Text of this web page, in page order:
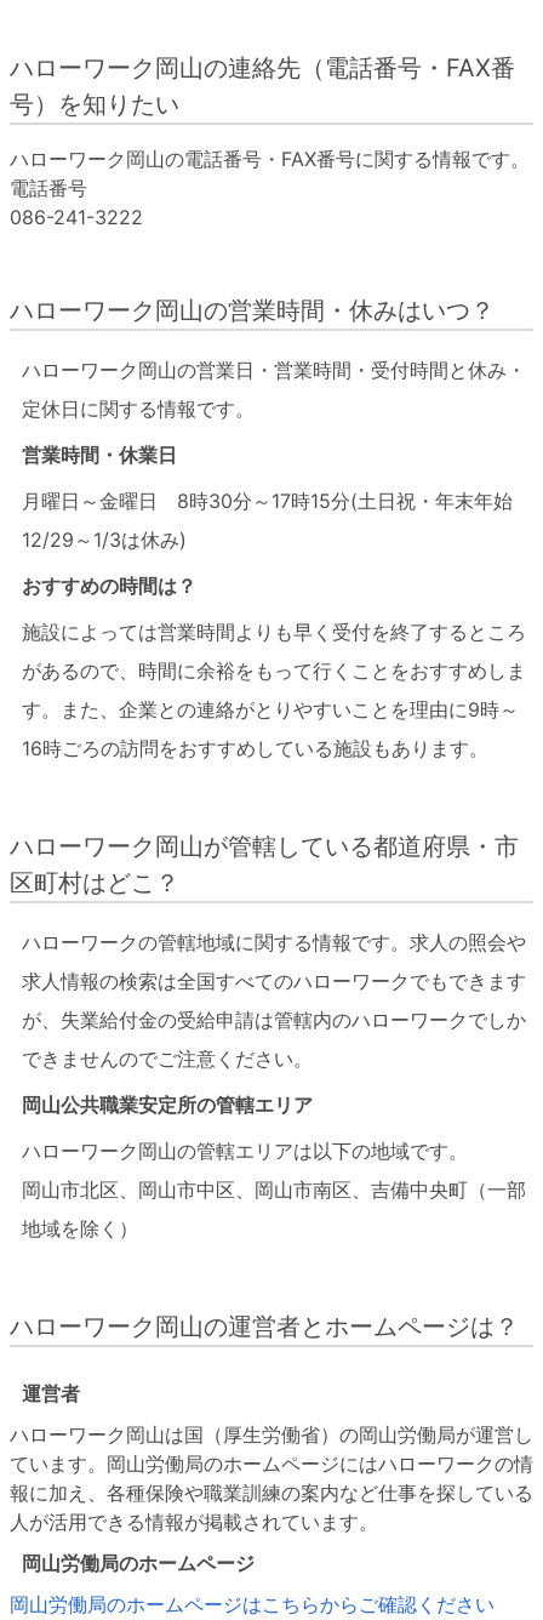
ハローワーク岡山の連絡先（電話番号・FAX番
号）を知りたい
ハローワーク岡山の電話番号・FAX番号に関する情報です。
電話番号
086-241-3222
ハローワーク岡山の営業時間・休みはいつ？
ハローワーク岡山の営業日・営業時間・受付時間と休み・
定休日に関する情報です。
営業時間・休業日
月曜日～金曜日 8時30分～17時15分(土日祝・年末年始
12/29～1/3は休み)
おすすめの時間は？
施設によっては営業時間よりも早く受付を終了するところ
があるので、時間に余裕をもって行くことをおすすめしま
す。また、企業との連絡がとりやすいことを理由に9時～
16時ごろの訪問をおすすめしている施設もあります。
ハローワーク岡山が管轄している都道府県・市
区町村はどこ？
ハローワークの管轄地域に関する情報です。求人の照会や
求人情報の検索は全国すべてのハローワークでもできます
が、失業給付金の受給申請は管轄内のハローワークでしか
できませんのでご注意ください。
岡山公共職業安定所の管轄エリア
ハローワーク岡山の管轄エリアは以下の地域です。
岡山市北区、岡山市中区、岡山市南区、吉備中央町（一部
地域を除く）
ハローワーク岡山の運営者とホームページは？
運営者
ハローワーク岡山は国（厚生労働省）の岡山労働局が運営し
ています。岡山労働局のホームページにはハローワークの情
報に加え、各種保険や職業訓練の案内など仕事を探している
人が活用できる情報が掲載されています。
岡山労働局のホームページ
岡山労働局のホームページはこちらからご確認ください